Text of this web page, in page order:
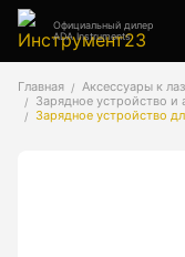
Официальный дилер
ADA Instruments
Главная
Аксессуары к
Зарядное устройство и
Зарядное устройство
Аксессуары
Аксессуары к
Генератор